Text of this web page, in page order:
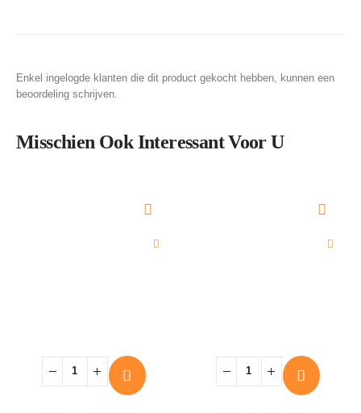
Enkel ingelogde klanten die dit product gekocht hebben, kunnen een
beoordeling schrijven.
Misschien Ook Interessant Voor U